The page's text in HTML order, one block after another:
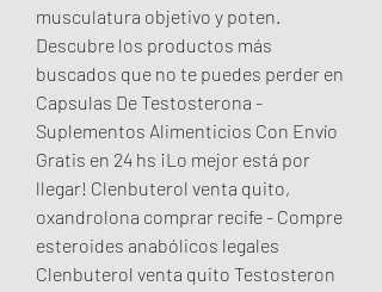
musculatura objetivo y poten.
Descubre los productos más
buscados que no te puedes perder en
Capsulas De Testosterona -
Suplementos Alimenticios Con Envío
Gratis en 24 hs ¡Lo mejor está por
llegar! Clenbuterol venta quito,
oxandrolona comprar recife - Compre
esteroides anabólicos legales
Clenbuterol venta quito Testosteron